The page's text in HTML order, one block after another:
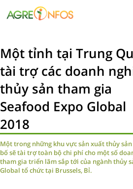
Một tỉnh tại Trung
tài trợ các doanh
thủy sản tham gia
Seafood Expo Global
2018
Một trong những khu vực sản xuất thủy
bố sẽ tài trợ toàn bộ chi phí cho một số
tham gia triển lãm sắp tới của ngành thủy
Global tổ chức tại Brussels, Bỉ.